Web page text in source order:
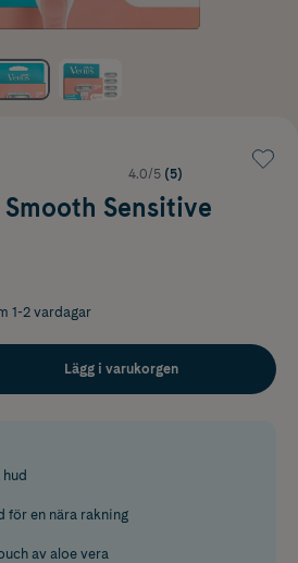
4.0/5 (5)
Sensitive
1-2 vardagar
Lägg i varukorgen
för en nära rakning
av aloe vera